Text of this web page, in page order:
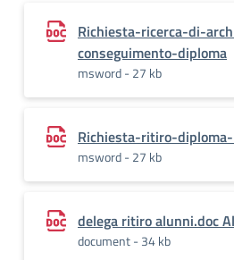
Richiesta-ricerca-di-
conseguimento-diploma
msword - 27 kb
Richiesta-ritiro-
msword - 27 kb
delega ritiro alunni.doc
document - 34 kb